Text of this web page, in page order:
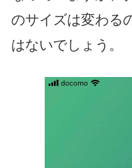
のサイズは変わる
はないでしょう。